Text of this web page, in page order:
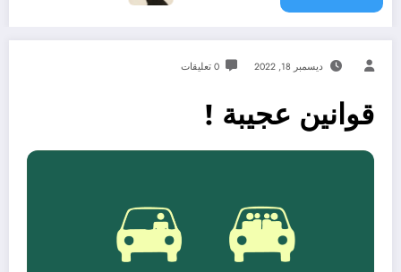
ديسمبر 18, 2022 0 تعليقات
قوانين عجيبة !